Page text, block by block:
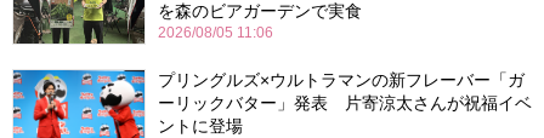
を森のビアガーデンで実食
2026/08/05 11:06
プリングルズ×ウルトラマンの新フレーバー「ガ
ーリックバター」発表 片寄涼太さんが祝福イベ
ントに登場